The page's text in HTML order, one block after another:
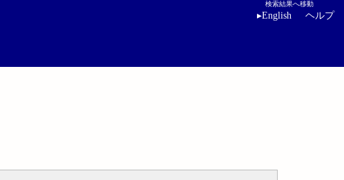
検索結果へ移動
▸English ヘルプ